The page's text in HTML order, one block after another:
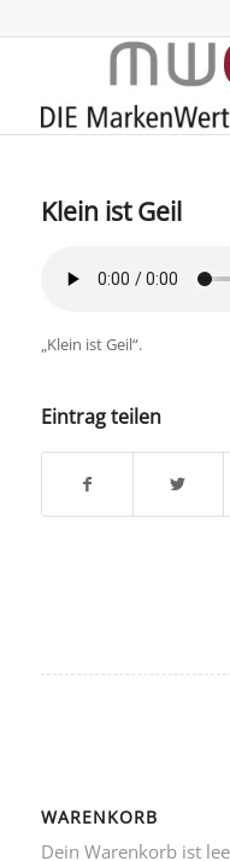
Klein ist Geil
„Klein ist Geil“.
Eintrag teilen
WARENKORB
Dein Warenkorb ist